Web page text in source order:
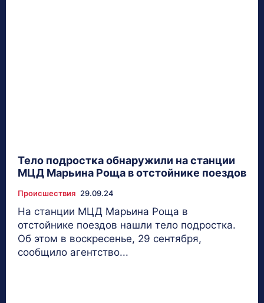
Тело подростка обнаружили на станции
МЦД Марьина Роща в отстойнике поездов
Происшествия 29.09.24
На станции МЦД Марьина Роща в
отстойнике поездов нашли тело подростка.
Об этом в воскресенье, 29 сентября,
сообщило агентство...